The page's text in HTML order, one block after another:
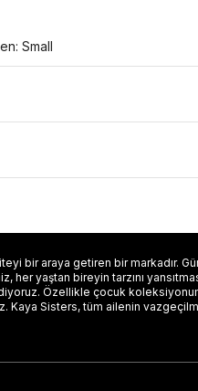
Small
bir araya getiren bir markadır.
yaştan bireyin tarzını
Özellikle çocuk
Kaya Sisters, tüm ailenin